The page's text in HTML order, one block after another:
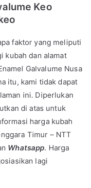
Keo
faktor yang meliputi
kubah dan alamat
Galvalume Nusa
itu, kami tidak dapat
ini. Diperlukan
di atas untuk
harga kubah
Timur – NTT
Whatsapp. Harga
lagi